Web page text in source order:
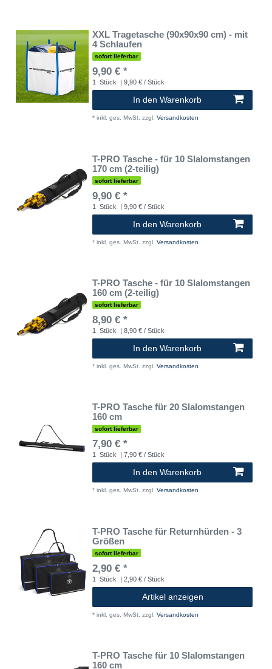
XXL Tragetasche (90x90x90 cm) - mit
4 Schlaufen
sofort lieferbar
9,90 € *
1 Stück | 9,90 € / Stück
In den Warenkorb
* inkl. ges. MwSt. zzgl. Versandkosten
T-PRO Tasche - für 10 Slalomstangen
170 cm (2-teilig)
sofort lieferbar
9,90 € *
1 Stück | 9,90 € / Stück
In den Warenkorb
* inkl. ges. MwSt. zzgl. Versandkosten
T-PRO Tasche - für 10 Slalomstangen
160 cm (2-teilig)
sofort lieferbar
8,90 € *
1 Stück | 8,90 € / Stück
In den Warenkorb
* inkl. ges. MwSt. zzgl. Versandkosten
T-PRO Tasche für 20 Slalomstangen
160 cm
sofort lieferbar
7,90 € *
1 Stück | 7,90 € / Stück
In den Warenkorb
* inkl. ges. MwSt. zzgl. Versandkosten
T-PRO Tasche für Returnhürden - 3
Größen
sofort lieferbar
2,90 € *
1 Stück | 2,90 € / Stück
Artikel anzeigen
* inkl. ges. MwSt. zzgl. Versandkosten
T-PRO Tasche für 10 Slalomstangen
160 cm